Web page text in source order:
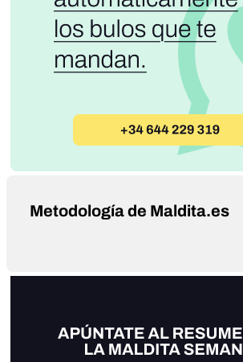
Metodología de Maldita.es